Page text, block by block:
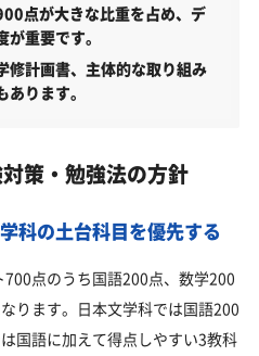
点が大きな比重を占め、デ
重要です。
修計画書、主体的な取り組み
ります。
策・勉強法の方針
科の土台科目を優先する
点のうち国語200点、数学200
ります。日本文学科では国語200
国語に加えて得点しやすい3教科